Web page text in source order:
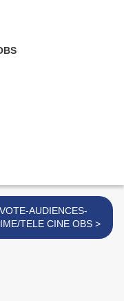
VOTE-AUDIENCES-
PRIME/TELE CINE OBS >